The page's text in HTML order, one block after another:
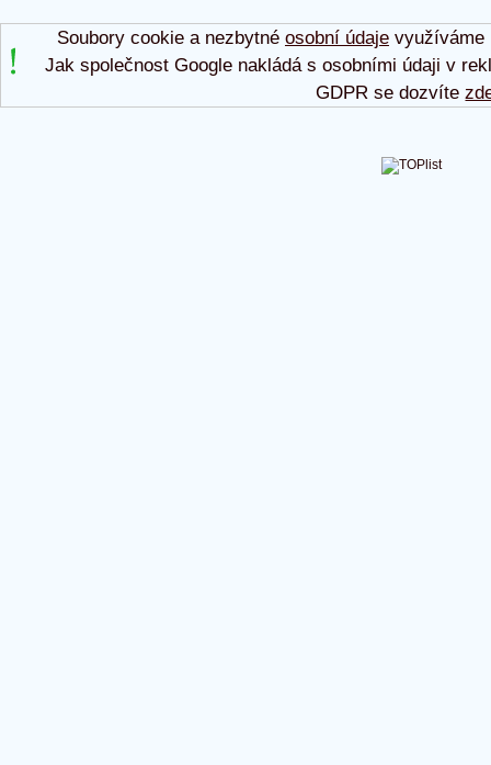
Soubory cookie a nezbytné osobní údajevyužíváme
Jak společnost Google nakládá s osobními údaji v
GDPR se dozvíte